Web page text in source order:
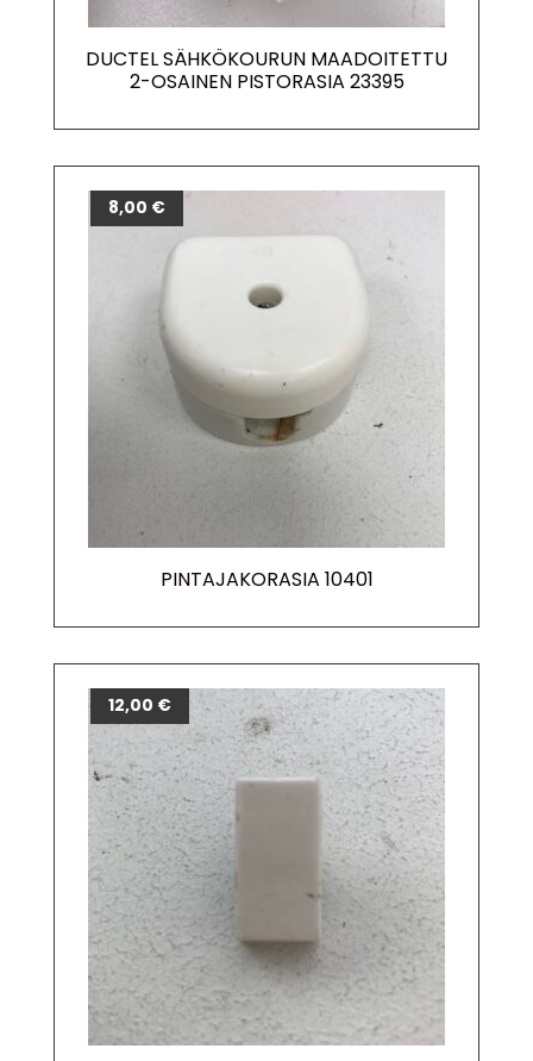
DUCTEL SÄHKÖKOURUN MAADOITETTU
2-OSAINEN PISTORASIA 23395
PINTAJAKORASIA 10401
8,00 €
12,00 €